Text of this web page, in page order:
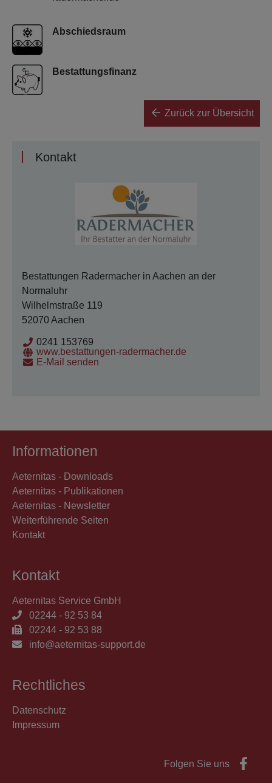
Kontakt
Bestattungen Radermacher in Aachen an der
Normaluhr
Wilhelmstraße 119
52070 Aachen
0241 153769
www.bestattungen-radermacher.de
E-Mail senden
Abschiedsraum
Bestattungsfinanz
Zurück zur Übersicht
Informationen
Aeternitas - Downloads
Aeternitas - Publikationen
Aeternitas - Newsletter
Weiterführende Seiten
Kontakt
Kontakt
Aeternitas Service GmbH
02244 - 92 53 84
02244 - 92 53 88
info@aeternitas-support.de
Rechtliches
Datenschutz
Impressum
Folgen Sie uns